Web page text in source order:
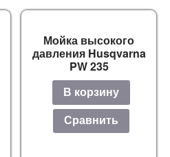
Мойка высокого
давления Husqvarna
PW 235
В корзину
Сравнить